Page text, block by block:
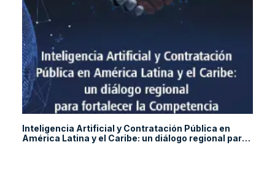
Inteligencia Artificial y Contratación Pública en
América Latina y el Caribe: un diálogo regional para